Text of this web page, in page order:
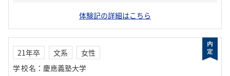
体験記の詳細はこちら
21年卒 文系
女性
学校名 ： 慶應義塾大学